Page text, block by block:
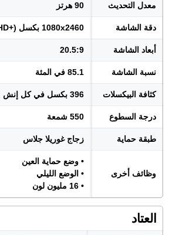
معدل التحديث 90 هرتز
دقة الشاشة 1080x2460 بكسل (+FHD)
أبعاد الشاشة 20.5:9
نسبة الشاشة 85.1 في المئة
كثافة البيكسلات 396 بكسل في كل إنش
درجة السطوع 550 شمعة
طبقة حماية زجاج غوريلا جلاس
وظائف أخرى
• وضع حماية العين
• الوضع الليلي
• 16 مليون لون
العتاد